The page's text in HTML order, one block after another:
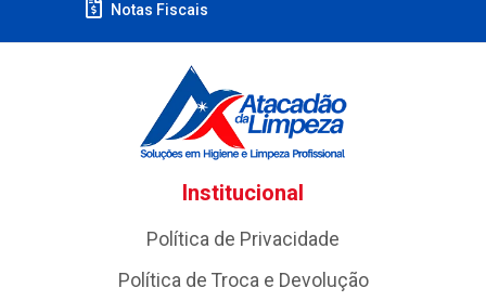
Notas Fiscais
Institucional
Política de Privacidade
Política de Troca e Devolução